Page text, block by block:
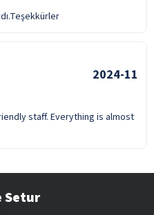
2024-11
staff. Everything is almost
Setur